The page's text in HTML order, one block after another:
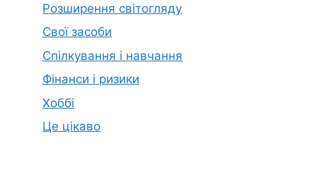
Розширення світогляду
Свої засоби
Спілкування і навчання
Фінанси і ризики
Хоббі
Це цікаво